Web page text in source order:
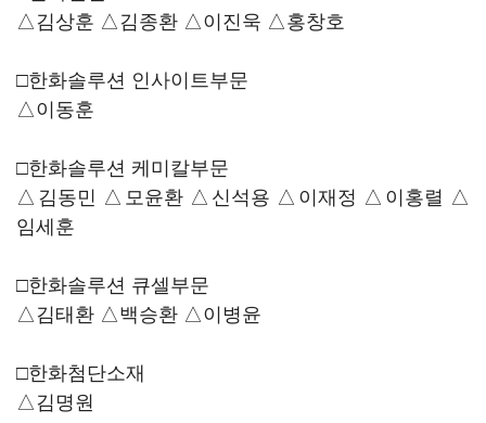
△김상훈 △김종환 △이진욱 △홍창호
□한화솔루션 인사이트부문
△이동훈
□한화솔루션 케미칼부문
△김동민 △모윤환 △신석용 △이재정 △이홍렬 △
임세훈
□한화솔루션 큐셀부문
△김태환 △백승환 △이병윤
□한화첨단소재
△김명원